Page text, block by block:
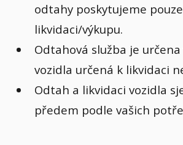
odtahy poskytujeme
likvidaci/výkupu.
Odtahová služba je
vozidla určená k likvidaci
Odtah a likvidaci vozidla
předem podle vašich